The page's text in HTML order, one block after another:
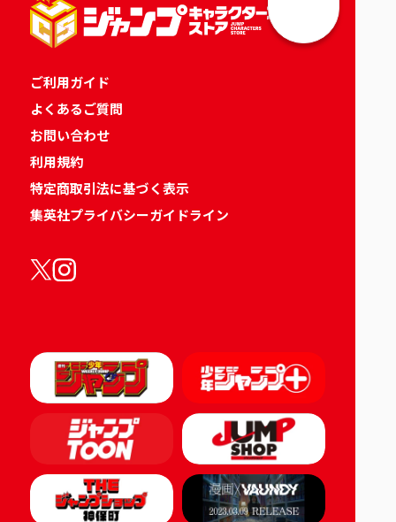
ご利用ガイド
よくあるご質問
お問い合わせ
利用規約
特定商取引法に基づく表示
集英社プライバシーガイドライン